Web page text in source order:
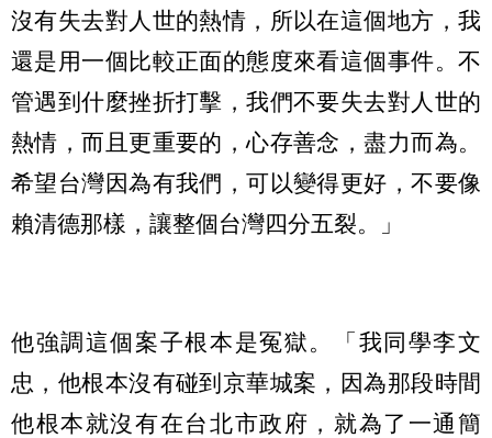
沒有失去對人世的熱情，所以在這個地方，我
還是用一個比較正面的態度來看這個事件。不
管遇到什麼挫折打擊，我們不要失去對人世的
熱情，而且更重要的，心存善念，盡力而為。
希望台灣因為有我們，可以變得更好，不要像
賴清德那樣，讓整個台灣四分五裂。」
他強調這個案子根本是冤獄。「我同學李文
忠，他根本沒有碰到京華城案，因為那段時間
他根本就沒有在台北市政府，就為了一通簡